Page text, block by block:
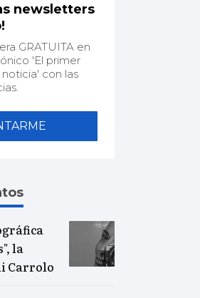
newsletters
GRATUITA en
'El primer
con las
la
Carrolo